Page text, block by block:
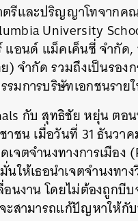
รีและปริญญาโทจากค
University
แอนด์ แม็คเค็นซี่ จำกัด
จำกัด รวมถึงเป็นรอง
มการบริษัทเอกชนรา
กับ สุทธิชัย หยุ่น ตอ
ชน เมื่อวันที่ 31 ธันวา
จตจำนงทางการเมือง
ให้เธอนำเจตจำนงทา
นงาน โดยไม่ต้องถูกบี
สามารถแก้ปัญหาให้กั